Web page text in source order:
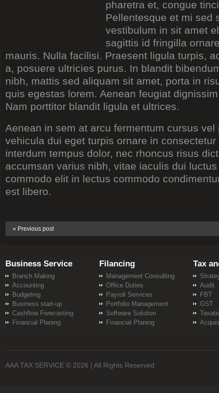
pharetra et, congue
Pellentesque et mi sed
vestibulum in sit amet
sagittis id fringilla
mauris. Nulla facilisi. Praesent ligula turpis,
a, posuere ultricies purus. In blandit
nibh, mattis sed aliquam sit amet, porta in
quis egestas lorem. Aenean feugiat
Nam porttitor blandit ligula et ultrices.
Aenean in sem at arcu fermentum cursus vel
vehicula dui eget turpis ornare in
interdum tempus dolor, nec rhoncus risus
accumsan varius nibh, vitae iaculis dui
commodo elit in lectus commodo
est libero.
« Previous post
Business Service
Branch Making
Accounting
Budgeting
Business start-up
Cashflow Forecasting
Financial Planing
Filancing
Management Consulting
Office Duties
Payroll Services
Portfolio Management
Software Solution
Financial Planing
Tax
Audit
FBT
GST
AAA TAX SERVICE © 2026 | All Rights Reserved